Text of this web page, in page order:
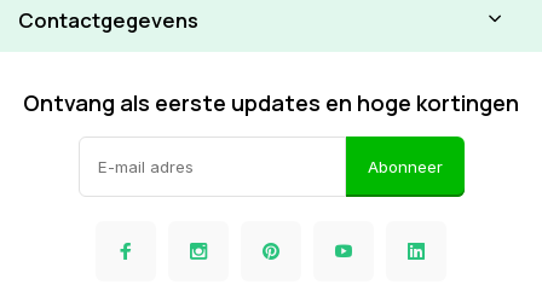
Contactgegevens
Ontvang als eerste updates en hoge kortingen
Abonneer